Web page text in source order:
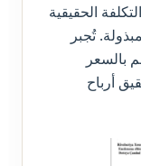
الحقيقية
تُجبر
بالسعر
أرباح